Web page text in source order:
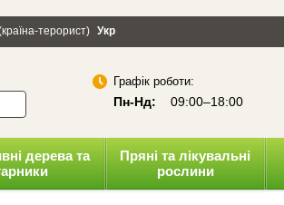
конфіденційності
терорист) Укр
Графік роботи:
Пн-Нд: 09:00–18:00
дерева та
Пряні та лікувальні
рослини